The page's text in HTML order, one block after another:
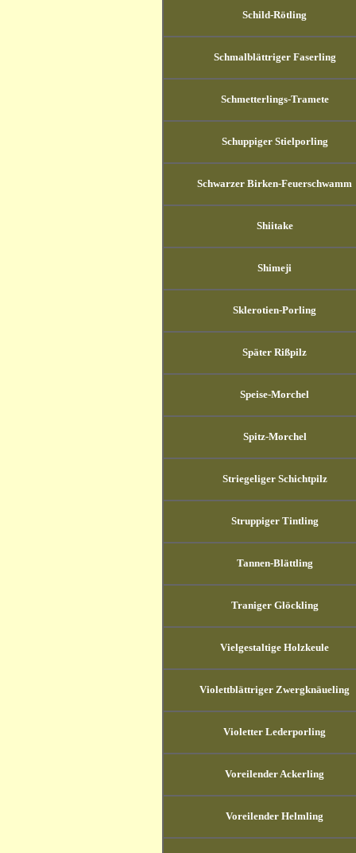
Schild-Rötling
Schmalblättriger Faserling
Schmetterlings-Tramete
Schuppiger Stielporling
Schwarzer Birken-Feuerschwamm
Shiitake
Shimeji
Sklerotien-Porling
Später Rißpilz
Speise-Morchel
Spitz-Morchel
Striegeliger Schichtpilz
Struppiger Tintling
Tannen-Blättling
Traniger Glöckling
Vielgestaltige Holzkeule
Violettblättriger Zwergknäueling
Violetter Lederporling
Voreilender Ackerling
Voreilender Helmling